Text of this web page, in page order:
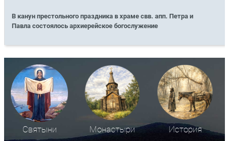
В канун престольного праздника в храме свв. апп. Петра и
Павла состоялось архиерейское богослужение
Святыни Монастыри История